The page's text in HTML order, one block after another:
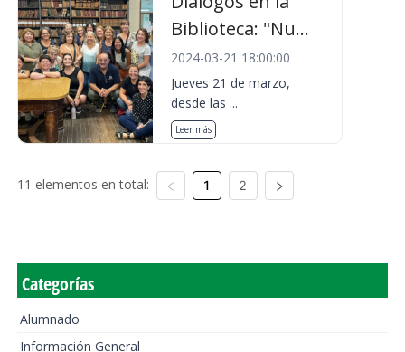
Biblioteca: "Nu...
2024-03-21 18:00:00
Jueves 21 de marzo,
desde las ...
Leer más
11 elementos en total: 1 2
Categorías
Alumnado
Información General